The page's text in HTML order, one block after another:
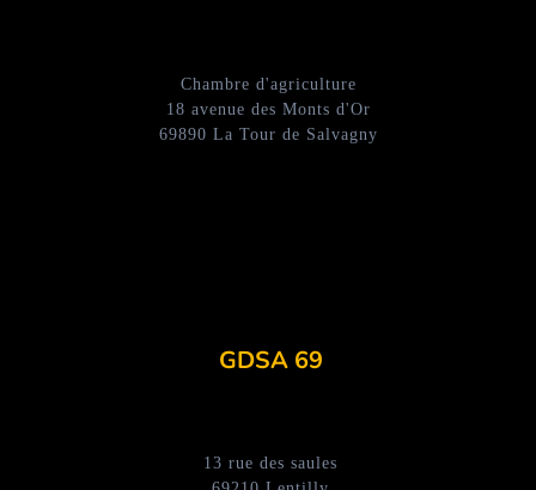
Chambre d'agriculture
18 avenue des Monts d'Or
69890 La Tour de Salvagny
GDSA 69
13 rue des saules